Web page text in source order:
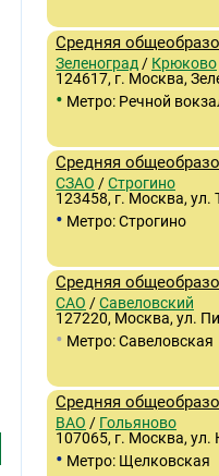
Средняя
Зеленоград / Крюково
124617, г. Москва,
• Метро: Речной
Средняя
СЗАО /Строгино
123458, г. Москва, ул.
• Метро: Строгино
Средняя
САО /Савеловский
127220, Москва, ул.
• Метро: Савеловская
Средняя
ВАО / Гольяново
107065, г. Москва, ул.
• Метро: Щелковская